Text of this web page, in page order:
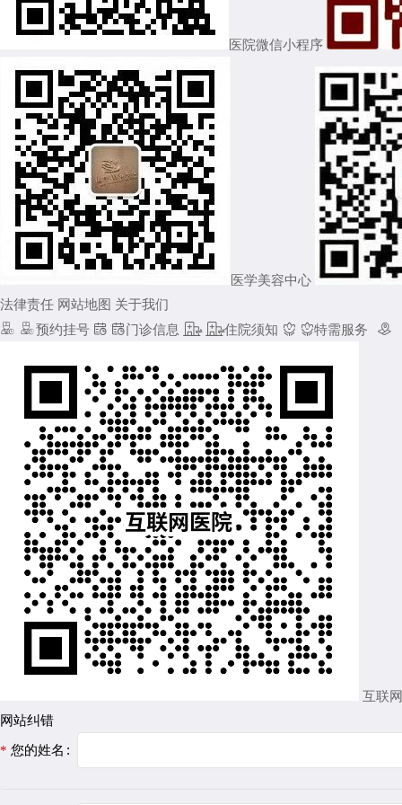
医院微信小程序
医学美容中心
法律责任 网站地图 关于我们
 预约挂号  门诊信息  住院须知  特需服务 
互联
网站纠错
您的姓名